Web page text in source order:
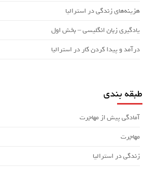
هزینه‌های زندگی در استرالیا
یادگیری زبان انگلیسی – بخش اول
درآمد و پیدا کردن کار در استرالیا
طبقه بندی
آمادگی پیش از مهاجرت
مهاجرت
زندگی در استرالیا